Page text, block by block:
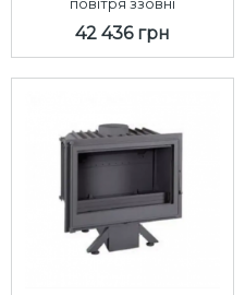
повітря ззовні
42 436 грн